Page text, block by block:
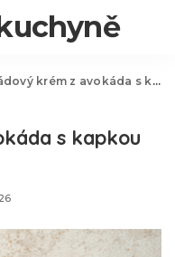
krém z avokáda s kapkou medu
s kapkou